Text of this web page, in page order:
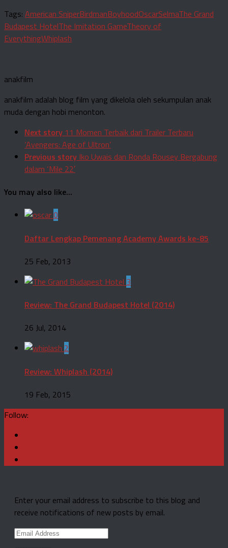
Tags: American SniperBirdmanBoyhoodOscarSelmaThe Grand
Budapest HotelThe Imitation GameTheory of
EverythingWhiplash
anakfilm
anakfilm adalah blog film yang dikelola oleh sekumpulan anak
muda dengan hobi menonton.
Next story 11 Momen Terbaik dari Trailer Terbaru
‘Avengers: Age of Ultron’
Previous story Iko Uwais dan Ronda Rousey Bergabung
dalam ‘Mile 22′
You may also like...
0
Daftar Lengkap Pemenang Academy Awards ke-85
25 Feb, 2013
3
Review: The Grand Budapest Hotel (2014)
26 Jul, 2014
2
Review: Whiplash (2014)
19 Feb, 2015
Follow:
Enter your email address to subscribe to this blog and
receive notifications of new posts by email.
Email